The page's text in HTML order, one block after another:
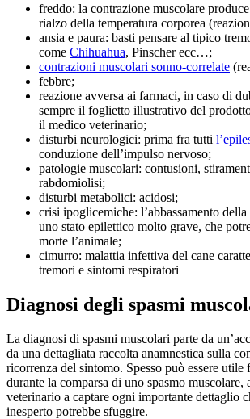
freddo: la contrazione muscolare
rialzo della temperatura corporea
ansia e paura: basti pensare al tipico
come Chihuahua, Pinscher ecc…;
contrazioni muscolari sonno-correlate
febbre;
reazione avversa ai farmaci, in caso di
sempre il foglietto illustrativo del
il medico veterinario;
disturbi neurologici: prima fra tutti
conduzione dell’impulso nervoso;
patologie muscolari: contusioni,
rabdomiolisi;
disturbi metabolici: acidosi;
crisi ipoglicemiche: l’abbassamento
uno stato epilettico molto grave, che
morte l’animale;
cimurro: malattia infettiva del cane
tremori e sintomi respiratori
Diagnosi degli spasmi
La diagnosi di spasmi muscolari parte da
da una dettagliata raccolta anamnestica sulla
ricorrenza del sintomo. Spesso può essere utile
durante la comparsa di uno spasmo
veterinario a captare ogni importante dettaglio
inesperto potrebbe sfuggire.